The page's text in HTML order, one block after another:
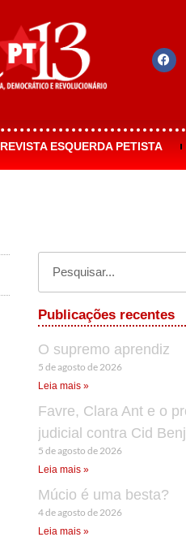
REVISTA ESQUERDA PETISTA
Publicações recentes
O supremo aprendiz
5 de agosto de 2026
Leia mais »
Favre, Clara Ant e o
judicial contra Cid
5 de agosto de 2026
Leia mais »
Múcio é uma besta?
4 de agosto de 2026
Leia mais »